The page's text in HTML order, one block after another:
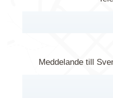
Meddelande till